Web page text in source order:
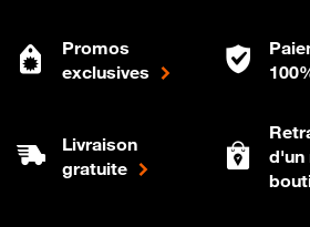
Promos
exclusives
Livraison
gratuite
d'un